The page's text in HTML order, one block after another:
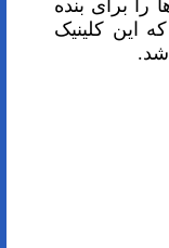
را برای بنده
این کلینیک